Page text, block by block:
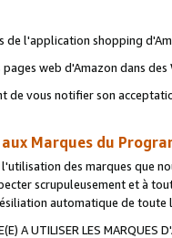
l'application shopping
web d'Amazon dans
de vous notifier son
Marques du
des marques que
scrupuleusement et à
automatique de
A UTILISER LES MARQUES